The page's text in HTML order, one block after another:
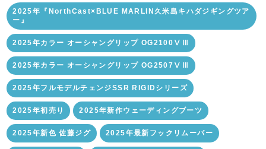
2025年『NorthCast×BLUE MARLIN久米島キハダジギングツア
ー』
2025年カラー オーシャングリップ OG2100ⅤⅢ
2025年カラー オーシャングリップ OG2507ⅤⅢ
2025年フルモデルチェンジSSR RIGIDシリーズ
2025年初売り 2025年新作ウェーディングブーツ
2025年新色 佐藤ジグ 2025年最新フックリムーバー